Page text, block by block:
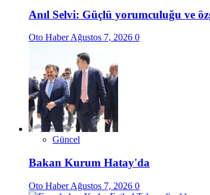
Anıl Selvi: Güçlü yorumculuğu ve
Oto HaberAğustos 7, 2026 0
Güncel
Bakan Kurum Hatay'da
Oto HaberAğustos 7, 2026 0